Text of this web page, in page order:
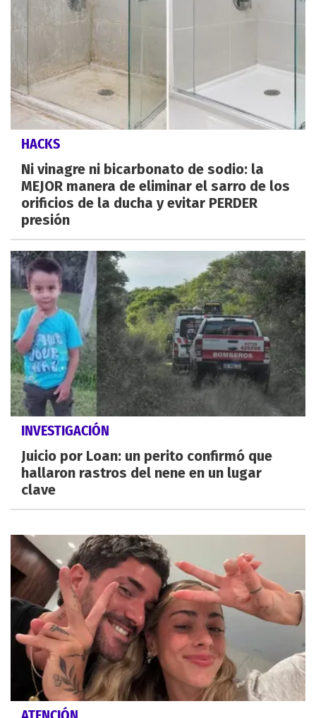
HACKS
Ni vinagre ni bicarbonato de sodio: la
MEJOR manera de eliminar el sarro de los
orificios de la ducha y evitar PERDER
presión
INVESTIGACIÓN
Juicio por Loan: un perito confirmó que
hallaron rastros del nene en un lugar
clave